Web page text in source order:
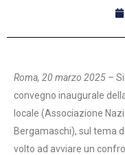
Roma, 20 marzo 2025 –
convegno inaugurale
locale (Associazione
Bergamaschi), sul tema
volto ad avviare un